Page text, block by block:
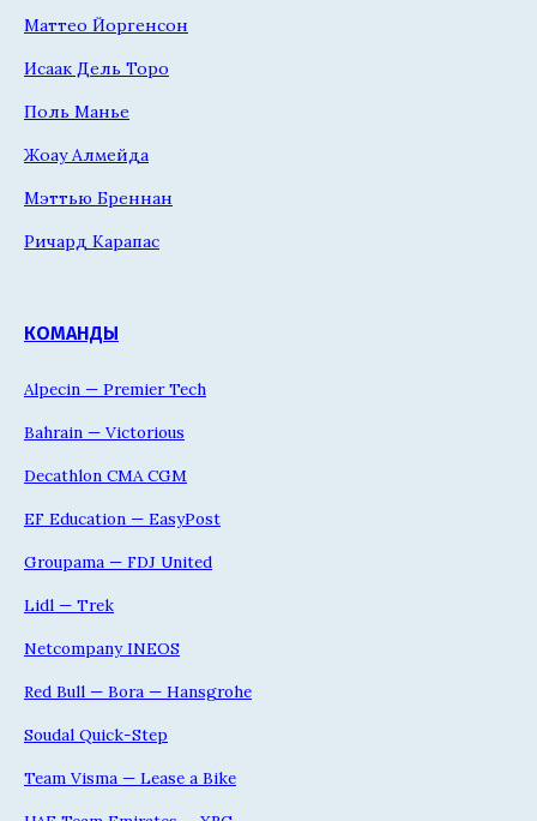
Маттео Йоргенсон
Исаак Дель Торо
Поль Манье
Жоау Алмейда
Мэттью Бреннан
Ричард Карапас
КОМАНДЫ
Alpecin — Premier Tech
Bahrain — Victorious
Decathlon CMA CGM
EF Education — EasyPost
Groupama — FDJ United
Lidl — Trek
Netcompany INEOS
Red Bull — Bora — Hansgrohe
Soudal Quick-Step
Team Visma — Lease a Bike